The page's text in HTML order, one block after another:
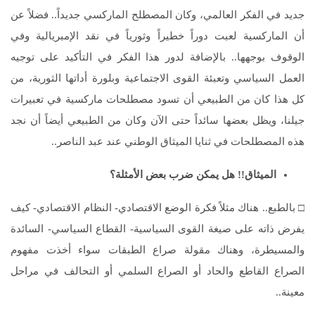
جديد في الفكر العالمي، وكان المصطلح الماركسي جديداً.. فضلاً عن
أن الماركسية لعبت دوراً خطيراً وثورياً في نقد الإمبريالية وفي
الوقوف بوجهها.. بالإضافة لدور هذا الفكر في التأكيد على توجيه
العمل السياسي وتعبئة القوى الاجتماعية وبلورة أداتها الثورية، من
كل هذا كان من الطبيعي أن تسود مصطلحات ماركسية في تعبيرات
جيلنا، ويظل بعضها سائداً حتى الآن وكان من الطبيعي أيضاً أن نجد
هذه المصطلحات في ثنايا الميثاق الوطني عند عبد الناصر..
الميثاق!! هل يمكن ضرب بعض الأمثلة؟
□ بالطبع.. هناك مثلاً فكرة الوضع الاقتصادي- النظام الاقتصادي- كيف
يفرض ذاته على صيغة القوى السياسية- القطاع السياسي- السائدة
والمسيطرة، وهناك مقولة صراع الطبقات سواء أخذت مفهوم
الصراع القاطع والحاد أو الصراع السلمي أو التحالف في مراحل
معينة..